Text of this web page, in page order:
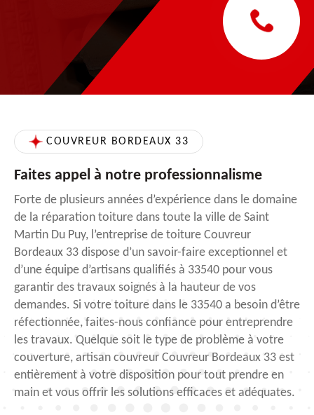
COUVREUR BORDEAUX 33
Faites appel à notre professionnalisme
Forte de plusieurs années d’expérience dans le domaine
de la réparation toiture dans toute la ville de Saint
Martin Du Puy, l’entreprise de toiture Couvreur
Bordeaux 33 dispose d’un savoir-faire exceptionnel et
d’une équipe d’artisans qualifiés à 33540 pour vous
garantir des travaux soignés à la hauteur de vos
demandes. Si votre toiture dans le 33540 a besoin d’être
réfectionnée, faites-nous confiance pour entreprendre
les travaux. Quelque soit le type de problème à votre
couverture, artisan couvreur Couvreur Bordeaux 33 est
entièrement à votre disposition pour tout prendre en
main et vous offrir les solutions efficaces et adéquates.